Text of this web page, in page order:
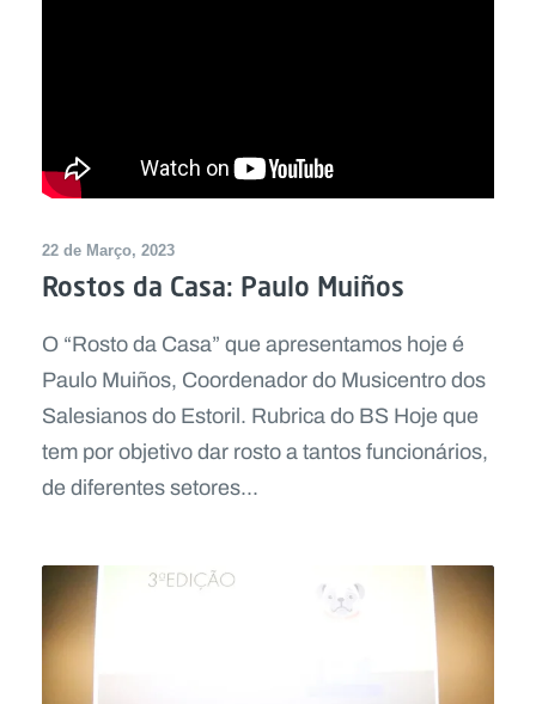
22 de Março, 2023
Rostos da Casa: Paulo Muiños
O “Rosto da Casa” que apresentamos hoje é
Paulo Muiños, Coordenador do Musicentro dos
Salesianos do Estoril. Rubrica do BS Hoje que
tem por objetivo dar rosto a tantos funcionários,
de diferentes setores...